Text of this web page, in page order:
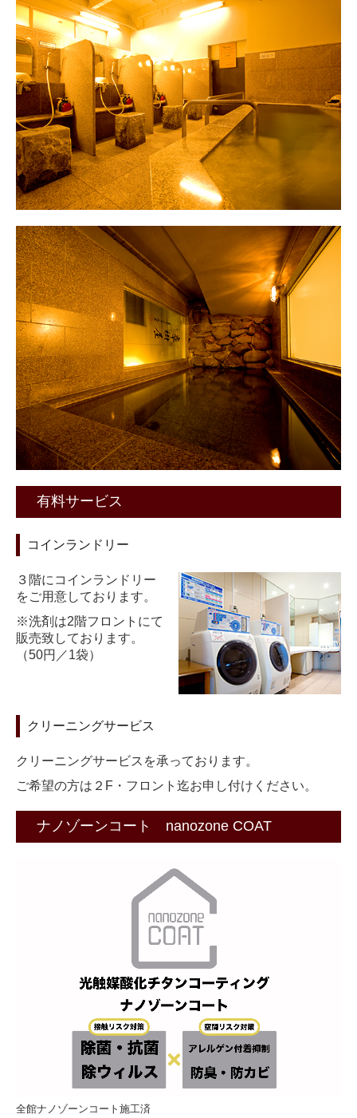
有料サービス
コインランドリー
３階にコインランドリー
をご用意しております。
※洗剤は2階フロントにて
販売致しております。
（50円／1袋）
クリーニングサービス
クリーニングサービスを承っております。
ご希望の方は２F・フロント迄お申し付けください。
ナノゾーンコート nanozone COAT
全館ナノゾーンコート施工済